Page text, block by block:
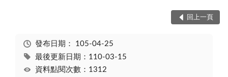
回上一頁
發布日期： 105-04-25
最後更新日期：110-03-15
資料點閱次數：1312